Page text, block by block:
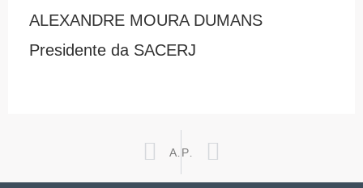
ALEXANDRE MOURA DUMANS
Presidente da SACERJ
Prev
ANTERIOR